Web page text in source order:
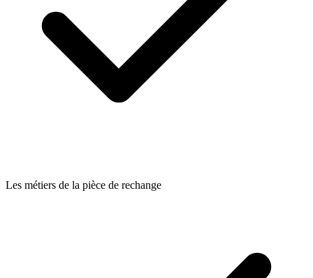
Les métiers de la pièce de rechange